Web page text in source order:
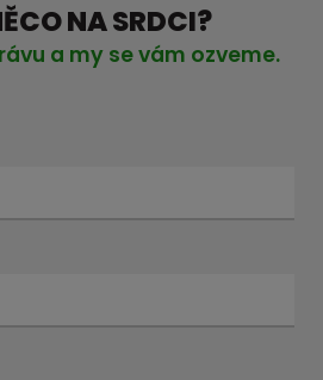
NA SRDCI?
a my se vám ozveme.